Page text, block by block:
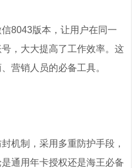
8043版本，让用户在同一
，大大提高了工作效率。这
营销人员的必备工具。
机制，采用多重防护手段，
通用年卡授权还是海王必备